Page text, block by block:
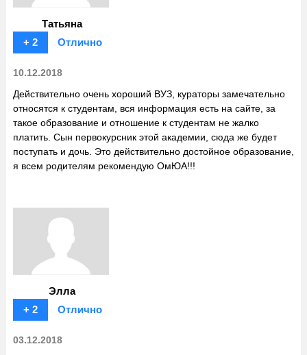
Татьяна
+ 2
Отлично
10.12.2018
Действительно очень хороший ВУЗ, кураторы замечательно
относятся к студентам, вся информация есть на сайте, за
такое образование и отношение к студентам не жалко
платить. Сын первокурсник этой академии, сюда же будет
поступать и дочь. Это действительно достойное образование,
я всем родителям рекомендую ОмЮА!!!
Элла
+ 2
Отлично
03.12.2018